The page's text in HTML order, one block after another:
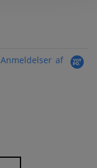
Anmeldelser af